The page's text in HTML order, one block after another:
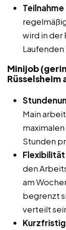
wird in der
Minijob
Rüsselsheim
Main
Stunden
den
am
begrenzt
verteilt